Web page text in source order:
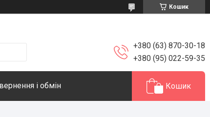
Кошик
+380 (63) 870-30-18
+380 (95) 022-59-35
і обмін Кошик